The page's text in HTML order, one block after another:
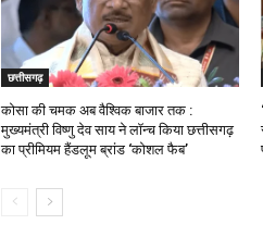
छत्तीसगढ़
कोसा की चमक अब वैश्विक बाजार तक :
मुख्यमंत्री विष्णु देव साय ने लॉन्च किया छत्तीसगढ़
का प्रीमियम हैंडलूम ब्रांड ‘कोशल फैब’